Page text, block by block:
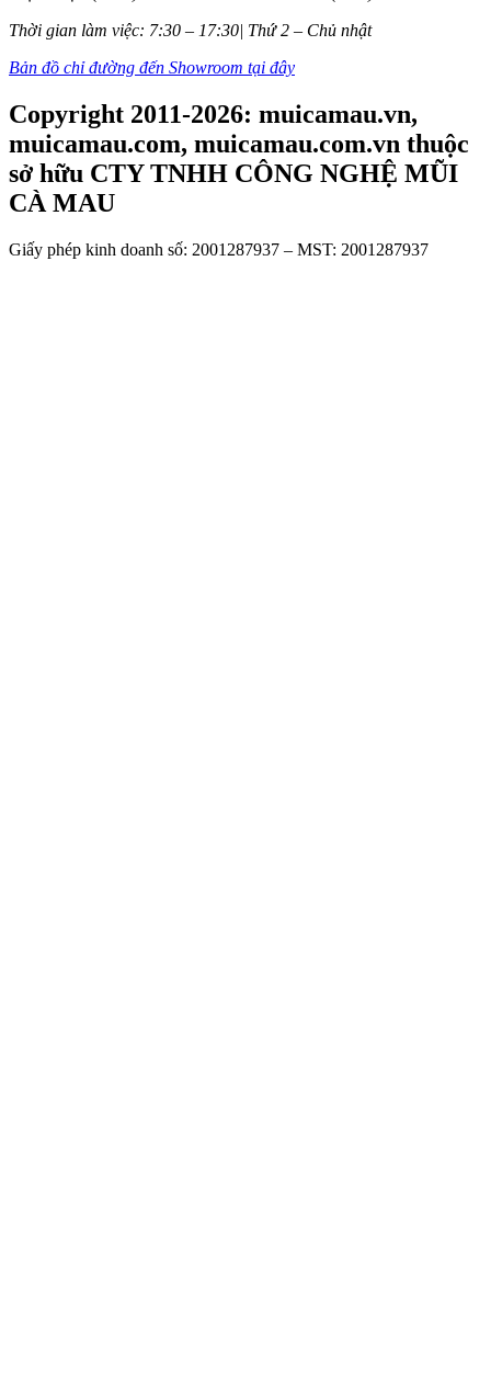
Thời gian làm việc: 7:30 – 17:30| Thứ 2 – Chủ nhật
Bản đồ chỉ đường đến Showroom tại đây
Copyright 2011-2026: muicamau.vn,
muicamau.com, muicamau.com.vn thuộc
sở hữu CTY TNHH CÔNG NGHỆ MŨI
CÀ MAU
Giấy phép kinh doanh số: 2001287937 – MST: 2001287937